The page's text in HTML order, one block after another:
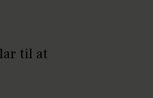
til at